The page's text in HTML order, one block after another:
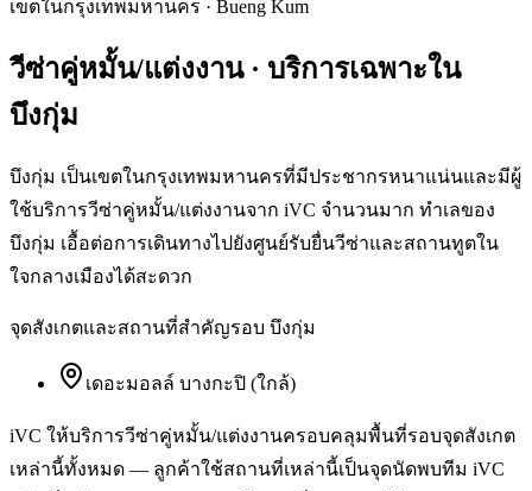
เขตในกรุงเทพมหานคร · Bueng Kum
วีซ่าคู่หมั้น/แต่งงาน· บริการเฉพาะใน
บึงกุ่ม
บึงกุ่ม เป็นเขตในกรุงเทพมหานครที่มีประชากรหนาแน่นและมีผู้
ใช้บริการวีซ่าคู่หมั้น/แต่งงานจาก iVC จำนวนมาก ทำเลของ
บึงกุ่ม เอื้อต่อการเดินทางไปยังศูนย์รับยื่นวีซ่าและสถานทูตใน
ใจกลางเมืองได้สะดวก
จุดสังเกตและสถานที่สำคัญรอบ บึงกุ่ม
เดอะมอลล์ บางกะปิ (ใกล้)
iVC ให้บริการวีซ่าคู่หมั้น/แต่งงานครอบคลุมพื้นที่รอบจุดสังเกต
เหล่านี้ทั้งหมด — ลูกค้าใช้สถานที่เหล่านี้เป็นจุดนัดพบทีม iVC